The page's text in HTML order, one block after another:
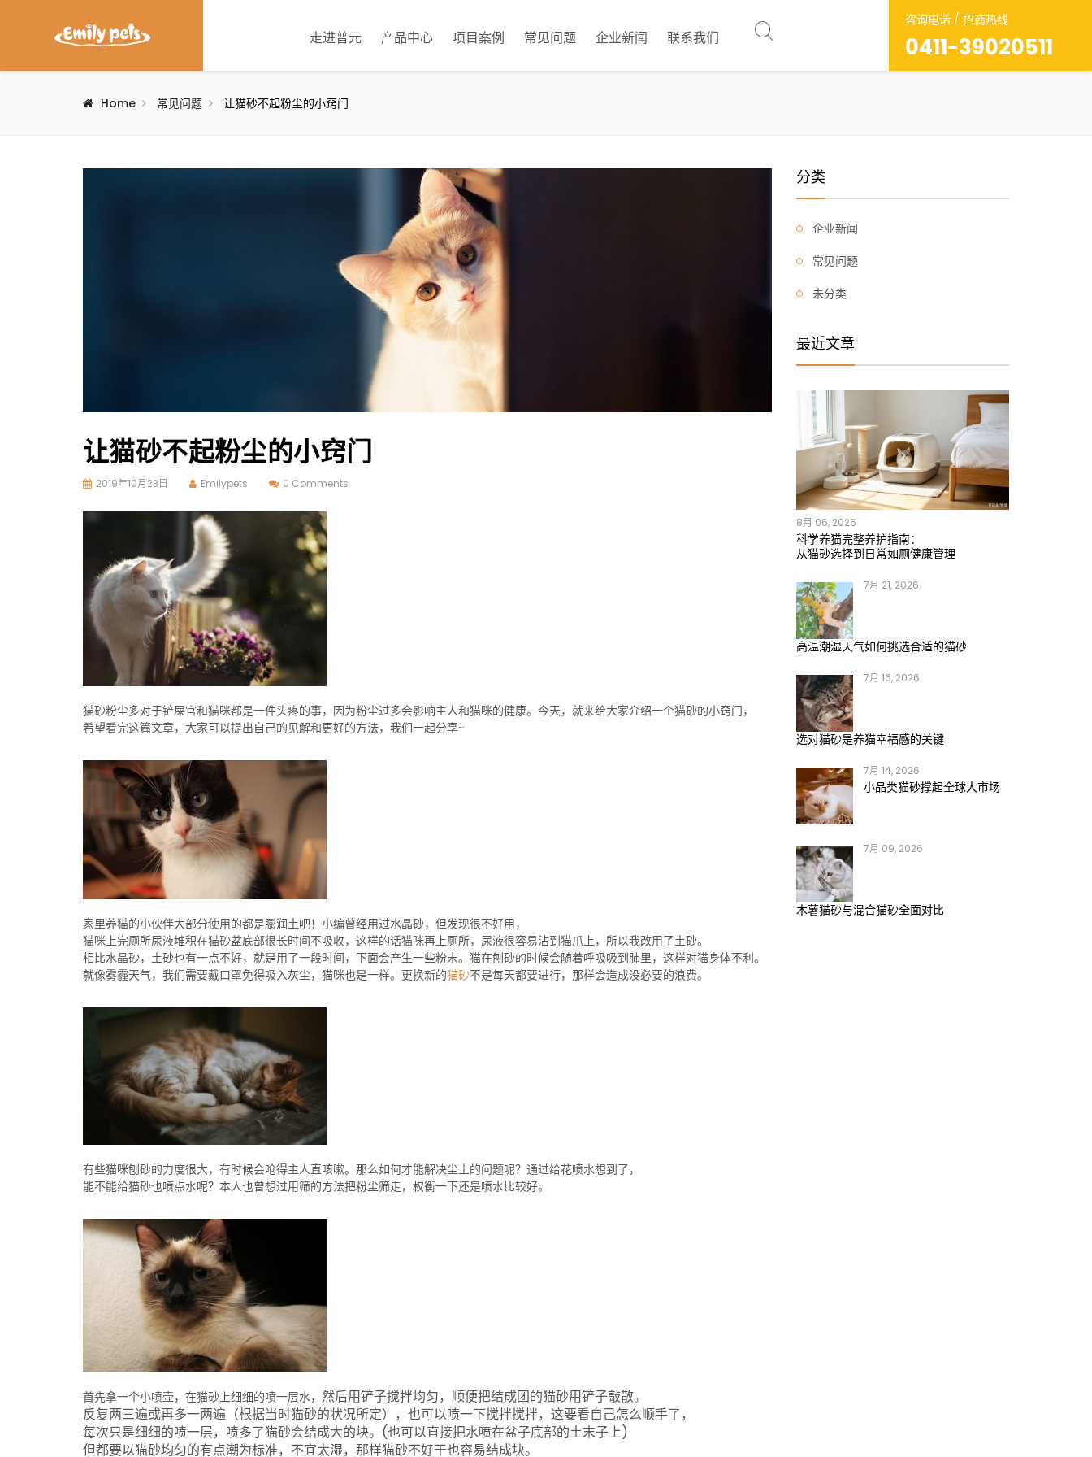
走进普元 产品中心 项目案例 常见问题 企业新闻 联系我们
咨询电话 / 招商热线
0411-39020511
Home 常见问题 让猫砂不起粉尘的小窍门
让猫砂不起粉尘的小窍门
2019年10月23日 Emilypets 0 Comments
猫砂粉尘多对于铲屎官和猫咪都是一件头疼的事，因为粉尘过多会影响主人和猫咪的健康。今天，就来给大家介绍一个猫砂的小窍门，
希望看完这篇文章，大家可以提出自己的见解和更好的方法，我们一起分享~
家里养猫的小伙伴大部分使用的都是膨润土吧！小编曾经用过水晶砂，但发现很不好用，
猫咪上完厕所尿液堆积在猫砂盆底部很长时间不吸收，这样的话猫咪再上厕所，尿液很容易沾到猫爪上，所以我改用了土砂。
相比水晶砂，土砂也有一点不好，就是用了一段时间，下面会产生一些粉末。猫在刨砂的时候会随着呼吸吸到肺里，这样对猫身体不利。
就像雾霾天气，我们需要戴口罩免得吸入灰尘，猫咪也是一样。更换新的猫砂不是每天都要进行，那样会造成没必要的浪费。
有些猫咪刨砂的力度很大，有时候会呛得主人直咳嗽。那么如何才能解决尘土的问题呢？通过给花喷水想到了，
能不能给猫砂也喷点水呢？本人也曾想过用筛的方法把粉尘筛走，权衡一下还是喷水比较好。
首先拿一个小喷壶，在猫砂上细细的喷一层水， 然后用铲子搅拌均匀，顺便把结成团的猫砂用铲子敲散。
反复两三遍或再多一两遍（根据当时猫砂的状况所定），也可以喷一下搅拌搅拌，这要看自己怎么顺手了，
每次只是细细的喷一层，喷多了猫砂会结成大的块。(也可以直接把水喷在盆子底部的土末子上)
但都要以猫砂均匀的有点潮为标准，不宜太湿，那样猫砂不好干也容易结成块。
分类
企业新闻
常见问题
未分类
最近文章
8月 06, 2026
科学养猫完整养护指南：
从猫砂选择到日常如厕健康管理
7月 21, 2026
高温潮湿天气如何挑选合适的猫砂
7月 16, 2026
选对猫砂是养猫幸福感的关键
7月 14, 2026
小品类猫砂撑起全球大市场
7月 09, 2026
木薯猫砂与混合猫砂全面对比